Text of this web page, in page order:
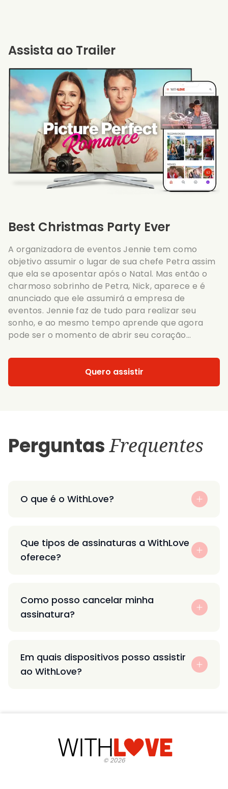
Best Christmas Party Ever
A organizadora de eventos Jennie tem como
objetivo assumir o lugar de sua chefe Petra assim
que ela se aposentar após o Natal. Mas então o
charmoso sobrinho de Petra, Nick, aparece e é
anunciado que ele assumirá a empresa de
eventos. Jennie faz de tudo para realizar seu
sonho, e ao mesmo tempo aprende que agora
pode ser o momento de abrir seu coração...
Quero assistir
Assista ao Trailer
PerguntasFrequentes
O que é o WithLove?
Que tipos de assinaturas a WithLove
oferece?
Como posso cancelar minha
assinatura?
Em quais dispositivos posso assistir
ao WithLove?
©2026